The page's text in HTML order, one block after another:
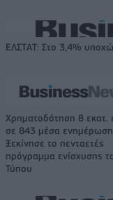
ΕΛΣΤΑΤ: Στο 3,4%
Χρηματοδότηση 8 εκατ.
σε 843 μέσα
Ξεκίνησε το πενταετές
πρόγραμμα ενίσχυσης
Τύπου